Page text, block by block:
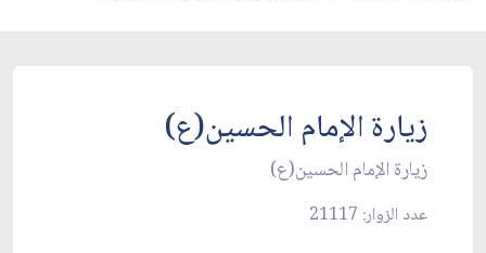
زيارة الإمام الحسين(ع)
زيارة الإمام الحسين(ع)
عدد الزوار: 21117